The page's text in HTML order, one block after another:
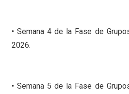
• Semana 4 de la Fase de
2026.
• Semana 5 de la Fase de